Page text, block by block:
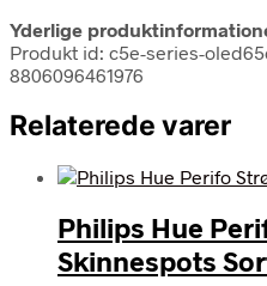
Yderlige
Produkt id: c5e-series-
8806096461976
Relaterede varer
Philips Hue
Skinnespots